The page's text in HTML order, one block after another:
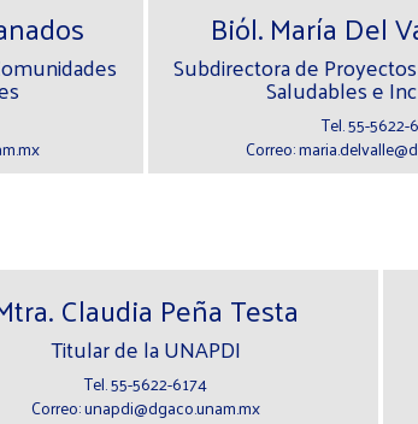
Biól. María Del
Subdirectora de
Saludables e
Tel. 55-5622-
Correo:
Claudia Peña Testa
Titular de la UNAPDI
Tel. 55-5622-6174
Correo: unapdi@dgaco.unam.mx